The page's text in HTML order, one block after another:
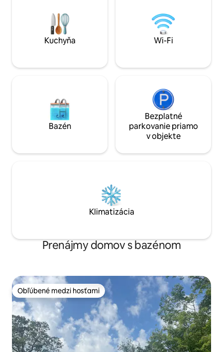
s bezpečnou klávesnicou
✔Práčku/sušičku ✔ Bezplatné raňajky
Všetko potrebné je k dispozícii – stačí si
dnes!
vybavená
potrebovať na
Spoločenské hry
Prenájom grilu za
Kuchyňa Wi-Fi
Bazén
Bezplatné
parkovanie priamo
v objekte
Klimatizácia
Prenájmy domov s bazénom
Obľúbené medzi hosťami
Obľúbené medzi hosťami